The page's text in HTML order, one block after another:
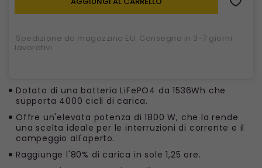
Spedizione da magazzino EU. Consegna in 3-7 giorni
lavorativi
Dotato di una batteria LiFePO4 da 1536Wh che
supporta 4000 cicli di carica.
Offre un'elevata potenza di 1800 W, che la rende
una scelta ideale per le interruzioni di corrente e il
campeggio all'aperto.
Raggiunge l'80% di carica in sole 1,25 ore.